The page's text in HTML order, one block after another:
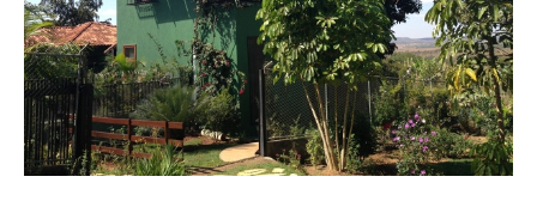
Gostava de saber o valor desse projeto e quantos
metros quadrados?
Valor desse projeto. Valor total do projeto. Quantos
metros quadrados